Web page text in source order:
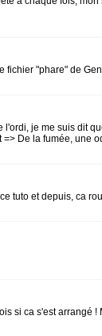
"phare" de
je me suis dit
De la fumée, une
tuto et depuis, ca
si ca s'est arrangé !